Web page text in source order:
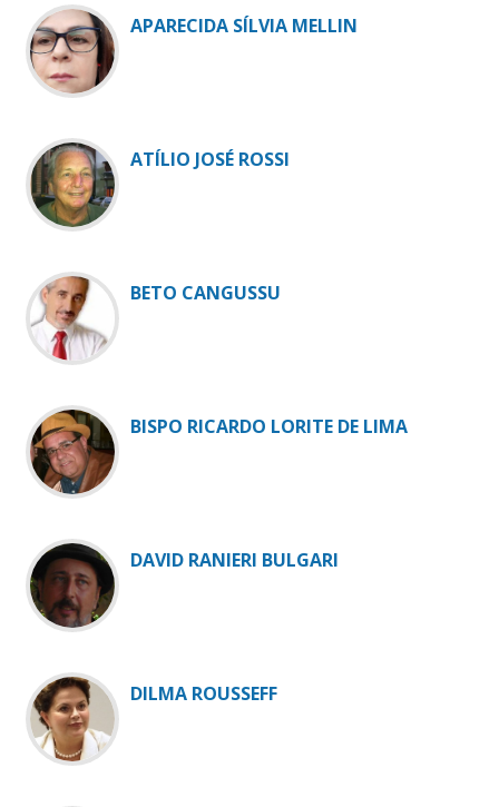
APARECIDA SÍLVIA MELLIN
ATÍLIO JOSÉ ROSSI
BETO CANGUSSU
BISPO RICARDO LORITE DE LIMA
DAVID RANIERI BULGARI
DILMA ROUSSEFF